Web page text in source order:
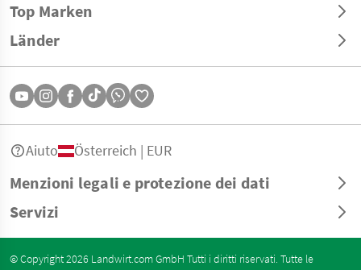
Top Marken
Länder
Menzioni legali e protezione dei dati
Servizi
Aiuto Österreich | EUR
© Copyright 2026 Landwirt.com GmbH Tutti i diritti riservati. Tutte le